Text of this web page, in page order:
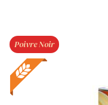
Poivre Noir